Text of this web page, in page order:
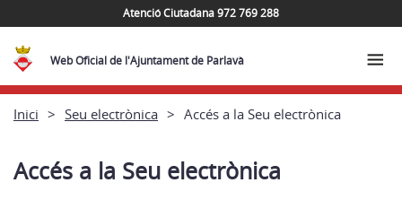
Atenció Ciutadana 972 769 288
Web Oficial de l'Ajuntament de Parlavà
Inici Seu electrònica Accés a la Seu electrònica
Accés a la Seu electrònica